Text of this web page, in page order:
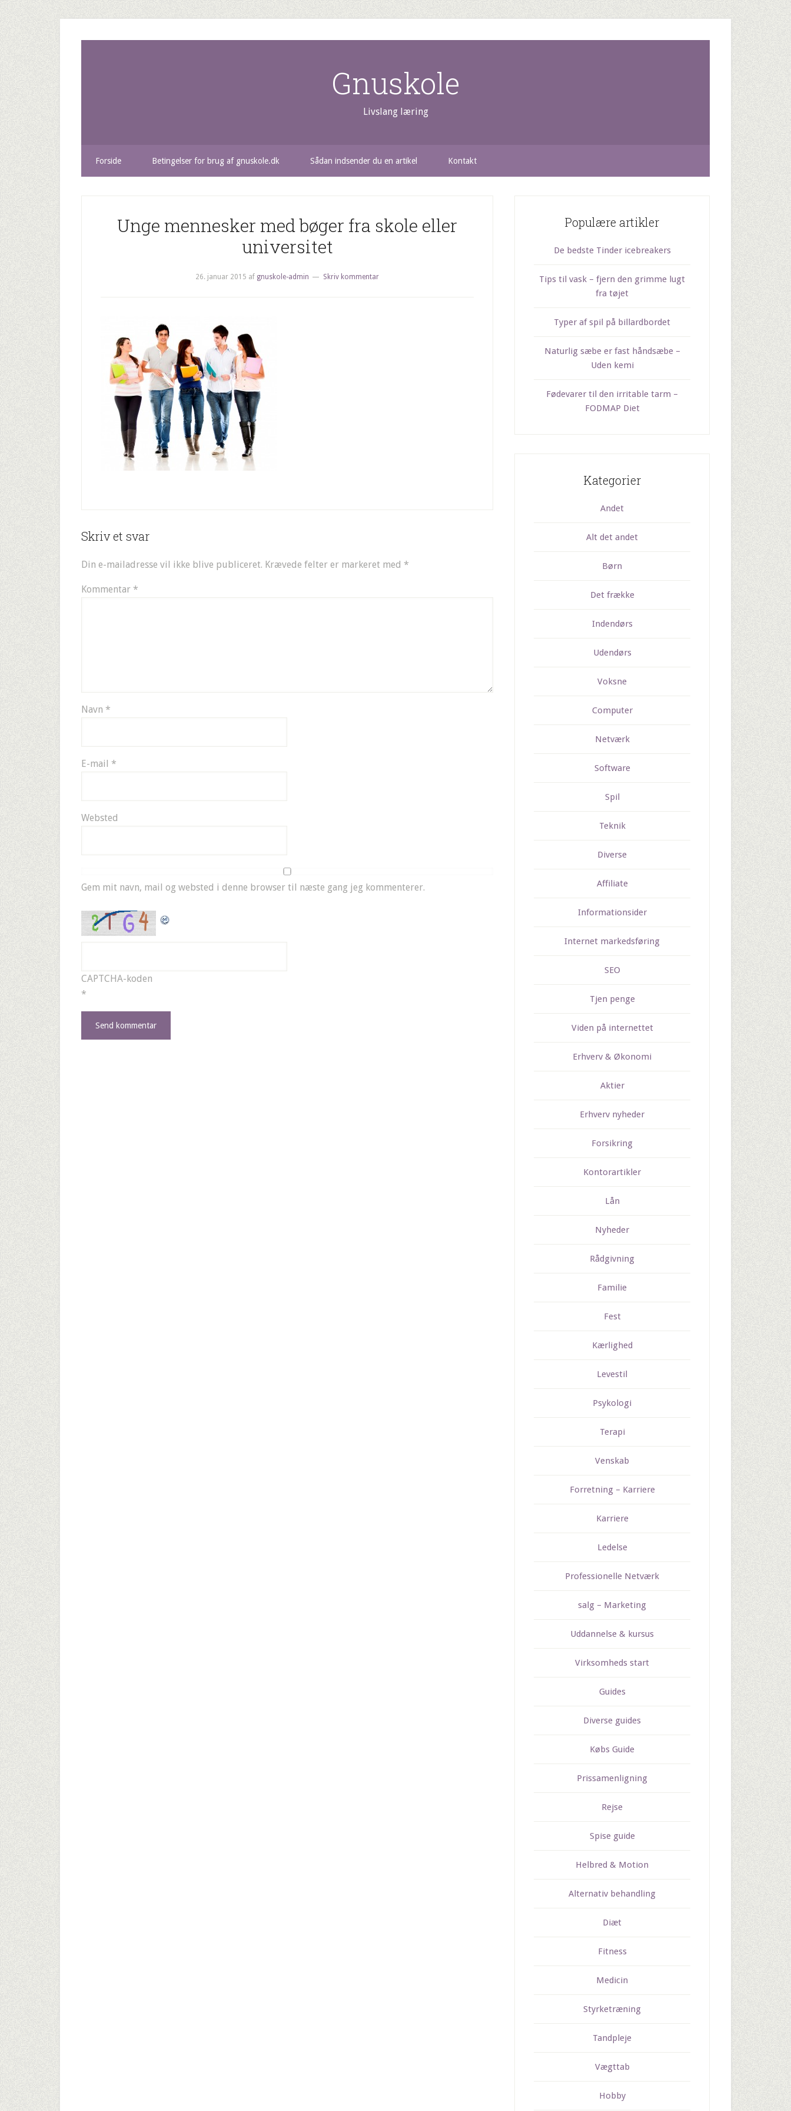
Gnuskole
Livslang læring
Forside Betingelser for brug af gnuskole.dk Sådan indsender du en artikel Kontakt
Unge mennesker med bøger fra skole eller
universitet
26. januar 2015 af gnuskole-admin Skriv kommentar
Skriv et svar
Din e-mailadresse vil ikke blive publiceret. Krævede felter er markeret med *
Kommentar *
Navn *
E-mail *
Websted
Gem mit navn, mail og websted i denne browser til næste gang jeg kommenterer.
CAPTCHA-koden
*
Populære artikler
De bedste Tinder icebreakers
Tips til vask – fjern den grimme lugt
fra tøjet
Typer af spil på billardbordet
Naturlig sæbe er fast håndsæbe –
Uden kemi
Fødevarer til den irritable tarm –
FODMAP Diet
Kategorier
Andet
Alt det andet
Børn
Det frække
Indendørs
Udendørs
Voksne
Computer
Netværk
Software
Spil
Teknik
Diverse
Affiliate
Informationsider
Internet markedsføring
SEO
Tjen penge
Viden på internettet
Erhverv & Økonomi
Aktier
Erhverv nyheder
Forsikring
Kontorartikler
Lån
Nyheder
Rådgivning
Familie
Fest
Kærlighed
Levestil
Psykologi
Terapi
Venskab
Forretning – Karriere
Karriere
Ledelse
Professionelle Netværk
salg – Marketing
Uddannelse & kursus
Virksomheds start
Guides
Diverse guides
Købs Guide
Prissamenligning
Rejse
Spise guide
Helbred & Motion
Alternativ behandling
Diæt
Fitness
Medicin
Styrketræning
Tandpleje
Vægttab
Hobby